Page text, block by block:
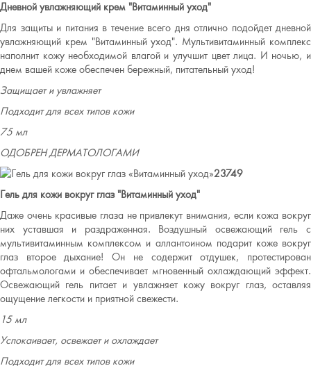
Дневной увлажняющий крем "Витаминный уход"
Для защиты и питания в течение всего дня отлично подойдет дневной
увлажняющий крем "Витаминный уход". Мультивитаминный комплекс
наполнит кожу необходимой влагой и улучшит цвет лица. И ночью, и
днем вашей коже обеспечен бережный, питательный уход!
Защищает и увлажняет
Подходит для всех типов кожи
75 мл
ОДОБРЕН ДЕРМАТОЛОГАМИ
23749
Гель для кожи вокруг глаз "Витаминный уход"
Даже очень красивые глаза не привлекут внимания, если кожа вокруг
них уставшая и раздраженная. Воздушный освежающий гель с
мультивитаминным комплексом и аллантоином подарит коже вокруг
глаз второе дыхание! Он не содержит отдушек, протестирован
офтальмологами и обеспечивает мгновенный охлаждающий эффект.
Освежающий гель питает и увлажняет кожу вокруг глаз, оставляя
ощущение легкости и приятной свежести.
15 мл
Успокаивает, освежает и охлаждает
Подходит для всех типов кожи